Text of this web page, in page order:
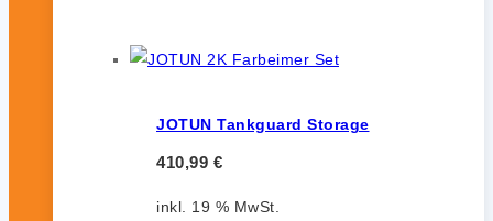
JOTUN Tankguard Storage
410,99 €
inkl. 19 % MwSt.